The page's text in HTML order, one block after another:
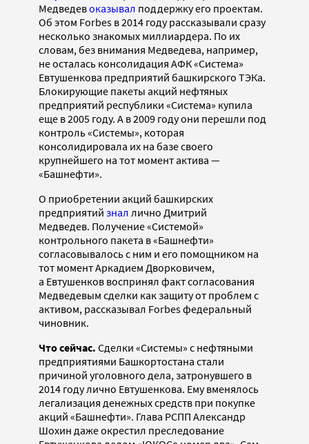
Медведевоказывал поддержку его проектам.
Об этом Forbes в 2014 году рассказывали сразу
несколько знакомых миллиардера. По их
словам, без внимания Медведева, например,
не осталась консолидация АФК «Система»
Евтушенкова предприятий башкирского ТЭКа.
Блокирующие пакеты акций нефтяных
предприятий республики «Система» купила
еще в 2005 году. А в 2009 году они перешли под
контроль «Системы», которая
консолидировала их на базе своего
крупнейшего на тот момент актива —
«Башнефти».
О приобретении акций башкирских
предприятий знал лично Дмитрий
Медведев. Получение «Системой»
контрольного пакета в «Башнефти»
согласовывалось с ним и его помощником на
тот момент Аркадием Дворковичем,
а Евтушенков воспринял факт согласования
Медведевым сделки как защиту от проблем с
активом, рассказывал Forbes федеральный
чиновник.
Что сейчас. Сделки «Системы» с нефтяными
предприятиями Башкортостана стали
причиной уголовного дела, затронувшего в
2014 году лично Евтушенкова. Ему вменялось
легализация денежных средств при покупке
акций «Башнефти». Глава РСПП Александр
Шохин даже окрестил преследование